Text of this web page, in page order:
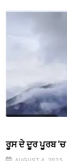
ਰੂਸ ਦੇ ਦੂਰ ਪੂਰਬ